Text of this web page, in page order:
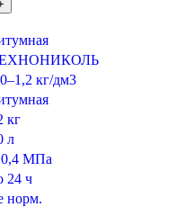
кг/дм3
кг
л
МПа
24 ч
норм.